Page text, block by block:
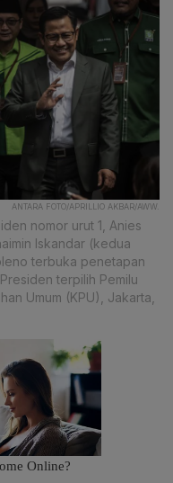
ANTARA FOTO/APRILLIO AKBAR/AWW.
nomor urut 1, Anies
Iskandar (kedua
terbuka penetapan
terpilih Pemilu
Umum (KPU), Jakarta,